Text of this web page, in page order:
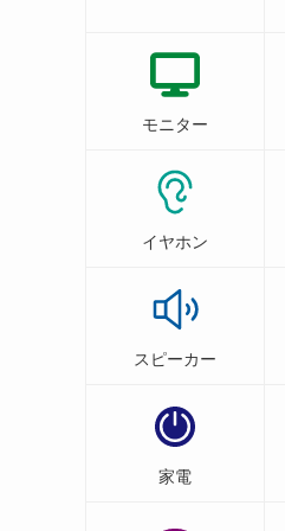
モニター
イヤホン
スピーカー
家電